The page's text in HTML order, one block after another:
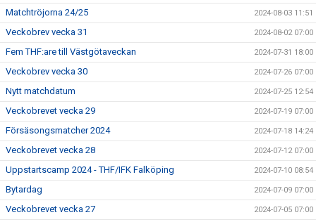
Matchtröjorna 24/25 2024-08-03 11:51
Veckobrev vecka 31 2024-08-02 07:00
Fem THF:are till Västgötaveckan 2024-07-31 18:00
Veckobrev vecka 30 2024-07-26 07:00
Nytt matchdatum 2024-07-25 12:54
Veckobrevet vecka 29 2024-07-19 07:00
Försäsongsmatcher 2024 2024-07-18 14:24
Veckobrevet vecka 28 2024-07-12 07:00
Uppstartscamp 2024 - THF/IFK Falköping 2024-07-10 08:54
Bytardag 2024-07-09 07:00
Veckobrevet vecka 27 2024-07-05 07:00